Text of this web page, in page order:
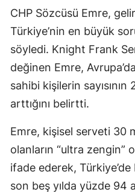
CHP Sözcüsü Emre,
Türkiye’nin en büyük
söyledi. Knight Frank
değinen Emre,
sahibi kişilerin
arttığını belirtti.
Emre, kişisel serveti 30
olanların “ultra zengin”
ifade ederek, Türkiye’de
son beş yılda yüzde 94